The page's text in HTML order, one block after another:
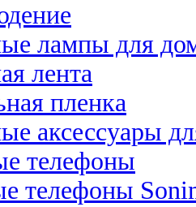
лампы для
лента
пленка
аксессуары
телефоны
телефоны